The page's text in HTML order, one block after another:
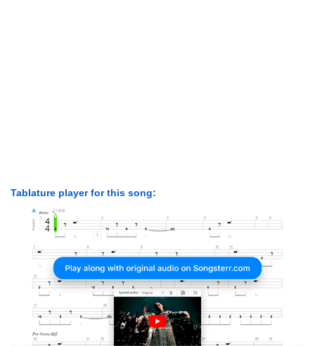
Tablature player for this song: